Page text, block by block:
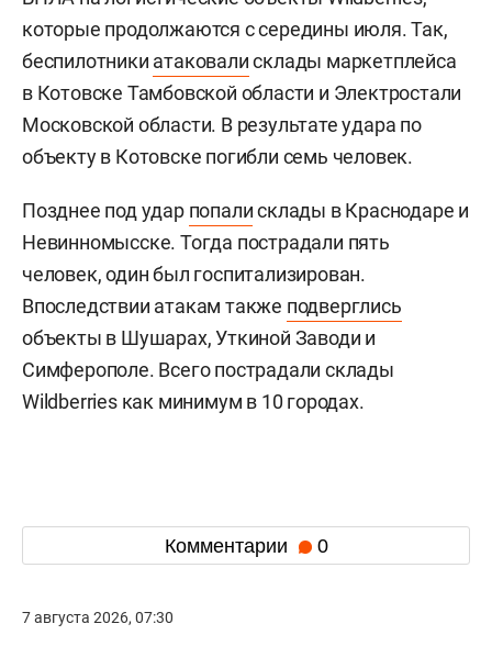
которые продолжаются с середины июля. Так,
беспилотники атаковалисклады маркетплейса
в Котовске Тамбовской области и Электростали
Московской области. В результате удара по
объекту в Котовске погибли семь человек.
Позднее под удар попалисклады в Краснодаре и
Невинномысске. Тогда пострадали пять
человек, один был госпитализирован.
Впоследствии атакам также подверглись
объекты в Шушарах, Уткиной Заводи и
Симферополе. Всего пострадали склады
Wildberries как минимум в 10 городах.
Комментарии 0
7 августа 2026, 07:30